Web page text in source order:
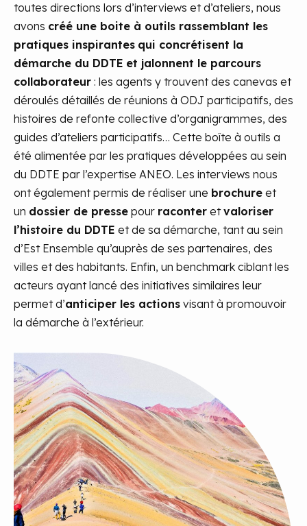
toutes directions lors d’interviews et d’ateliers, nous
avons créé une boite à outils rassemblant les
pratiques inspirantes qui concrétisent la
démarche du DDTE et jalonnent le parcours
collaborateur : les agents y trouvent des canevas et
déroulés détaillés de réunions à ODJ participatifs, des
histoires de refonte collective d’organigrammes, des
guides d’ateliers participatifs… Cette boîte à outils a
été alimentée par les pratiques développées au sein
du DDTE par l’expertise ANEO. Les interviews nous
ont également permis de réaliser une brochure et
un dossier de presse pour raconter et valoriser
l’histoire du DDTE et de sa démarche, tant au sein
d’Est Ensemble qu’auprès de ses partenaires, des
villes et des habitants. Enfin, un benchmark ciblant les
acteurs ayant lancé des initiatives similaires leur
permet d’anticiper les actions visant à promouvoir
la démarche à l’extérieur.